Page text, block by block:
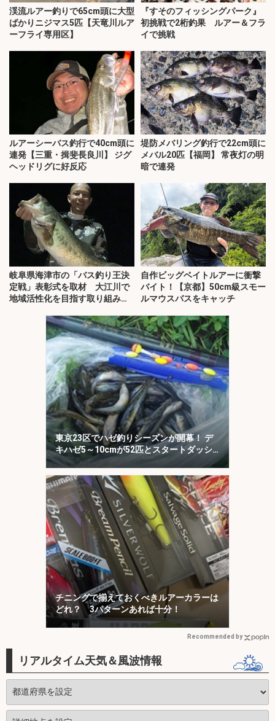
渓流ルアー釣りで65cm頭に大型
ばかりニジマス5匹【天竜川ルア
ーフライ専用区】
『すそのフィッシングパーク』
初挑戦で2桁釣果 ルアー＆フラ
イで挑戦
ルアーシーバス釣行で40cm頭に
連発【三重・揖斐長良川】 ジグ
ヘッドリグに好反応
堤防メバリング釣行で22cm頭に
メバル20匹【福岡】 常夜灯の明
暗で連発
岐阜県海津市の「バス釣り王決
定戦」表彰式を取材 大江川で
地域活性化を目指す取り組みと
自作ビッグベイトルアーに衝撃
バイト！【京都】50cm級スモー
ルマウスバスをキャッチ
東京23区でハゼ釣りシーズンが開幕！ デ
キハゼ5～10cmが52匹とスタートダッシ
ュに成功
チニングで揃えておくべきルアーカラーは
どれ？ 3パターンあれば十分！
Recommended by
リアルタイム天気＆風波情報